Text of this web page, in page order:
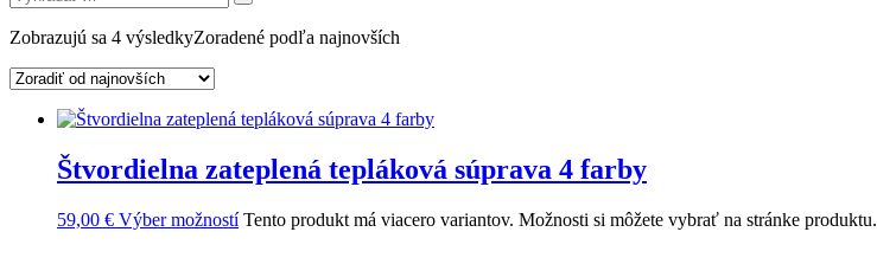
Zobrazujú sa 4 výsledkyZoradené podľa najnovších
Štvordielna zateplená tepláková súprava 4 farby
59,00 € Výber možností Tento produkt má viacero variantov. Možnosti si môžete vybrať na stránke produktu.